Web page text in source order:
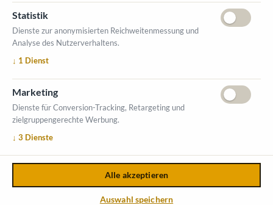
2. Oktober 2026, 9-16 Uhr
VERANSTALTUNGSORT
Salzburger Messe
Messezentrum 1
5020 Salzburg
Ausstellerverzeichnis
Impressum
Datenschutzerklärung Kontakt
Österreichischer Kommunal-Verlag GmbH
Statistik
Dienste zur anonymisierten Reichweitenmessung und
Analyse des Nutzerverhaltens.
↓ 1 Dienst
Marketing
Dienste für Conversion-Tracking, Retargeting und
zielgruppengerechte Werbung.
↓ 3 Dienste
Auswahl speichern
Alle akzeptieren